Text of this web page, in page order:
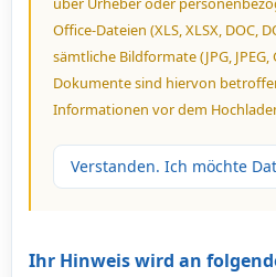
Office-Dateien (XLS, XLSX, DOC,
sämtliche Bildformate (JPG, JPEG,
Dokumente sind hiervon
Informationen vor dem
Verstanden. Ich möchte
Ihr Hinweis wird an